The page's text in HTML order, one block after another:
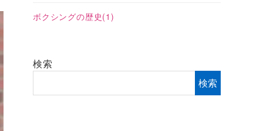
ボクシングの歴史(1)
検索
検索